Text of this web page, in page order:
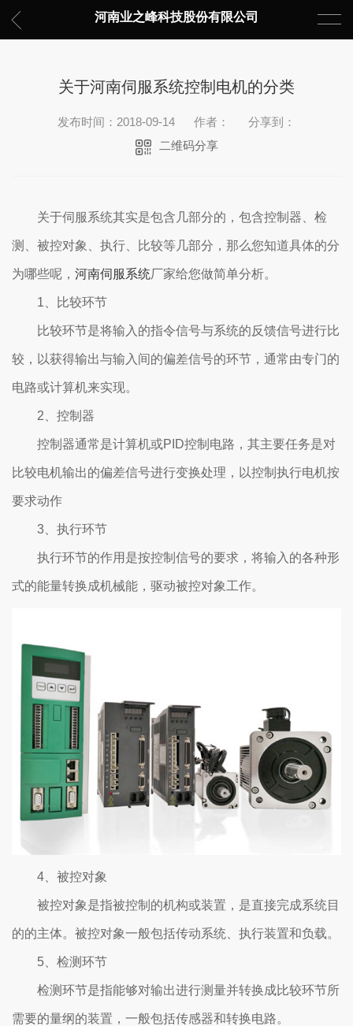
河南业之峰科技股份有限公司
关于河南伺服系统控制电机的分类
发布时间：2018-09-14 作者：
分享到：
二维码分享
关于伺服系统其实是包含几部分的，包含控制器、检
测、被控对象、执行、比较等几部分，那么您知道具体的分
为哪些呢， 河南伺服系统厂家给您做简单分析。
1、比较环节
比较环节是将输入的指令信号与系统的反馈信号进行比
较，以获得输出与输入间的偏差信号的环节，通常由专门的
电路或计算机来实现。
2、控制器
控制器通常是计算机或PID控制电路，其主要任务是对
比较电机输出的偏差信号进行变换处理，以控制执行电机按
要求动作
3、执行环节
执行环节的作用是按控制信号的要求，将输入的各种形
式的能量转换成机械能，驱动被控对象工作。
4、被控对象
被控对象是指被控制的机构或装置，是直接完成系统目
的的主体。被控对象一般包括传动系统、执行装置和负载。
5、检测环节
检测环节是指能够对输出进行测量并转换成比较环节所
需要的量纲的装置，一般包括传感器和转换电路。